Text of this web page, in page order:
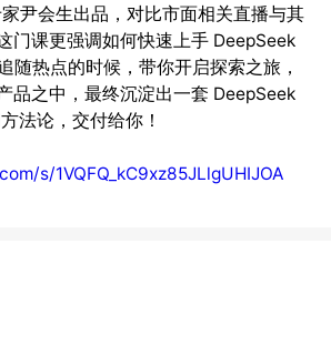
尹会生出品，对比市面相关直播与其
门课更强调如何快速上手 DeepSeek
随热点的时候，带你开启探索之旅，
品之中，最终沉淀出一套 DeepSeek
法论，交付给你！
s/1VQFQ_kC9xz85JLlgUHIJOA